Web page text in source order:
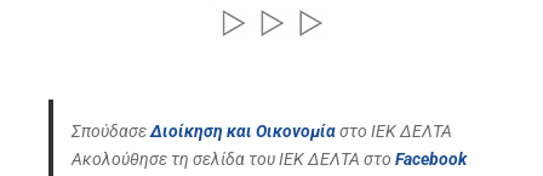
ΣπούδασεΔιοίκηση και Οικονομίαστο ΙΕΚ ΔΕΛΤΑ
Ακολούθησε τη σελίδα του ΙΕΚ ΔΕΛΤΑ στο Facebook